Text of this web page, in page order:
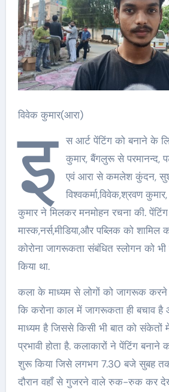
विवेक कुमार(आरा)
इ
स आर्ट पेंटिंग को बनाने के
कुमार, बैंगलुरू से परमानन्द,
एवं आरा से कमलेश कुंदन,
विश्वकर्मा,विवेक,श्रवण
कुमार ने मिलकर मनमोहन रचना की. पेंटिंग
मास्क,नर्स,मीडिया,और पब्लिक को
कोरोना जागरूकता संबंधित स्लोगन को भी
किया था.
कला के माध्यम से लोगों को जागरूक करने
कि करोना काल में जागरूकता ही बचाव है
माध्यम है जिससे किसी भी बात को संकेतों
प्रभावी होता है. कलाकारों ने पेंटिंग
शुरू किया जिसे लगभग 7.30 बजे सुबह तक
दौरान वहाँ से गुजरने वाले रुक-रुक कर